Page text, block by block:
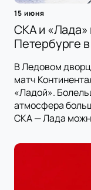
15 июня
СКА и «Лада»
Петербурге
В Ледовом
матч
«Ладой».
атмосфера
СКА — Лада